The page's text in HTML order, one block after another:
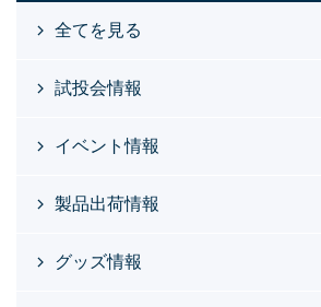
全てを見る
試投会情報
イベント情報
製品出荷情報
グッズ情報